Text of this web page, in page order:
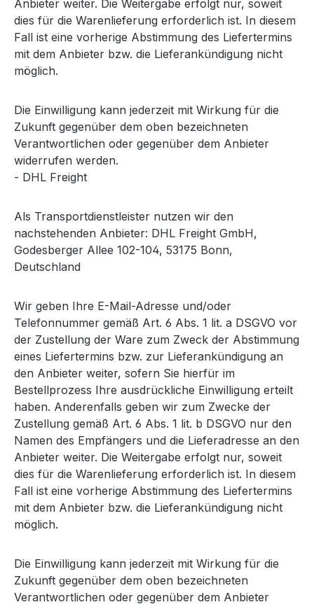
Anbieter weiter. Die Weitergabe erfolgt nur, soweit
dies für die Warenlieferung erforderlich ist. In diesem
Fall ist eine vorherige Abstimmung des Liefertermins
mit dem Anbieter bzw. die Lieferankündigung nicht
möglich.
Die Einwilligung kann jederzeit mit Wirkung für die
Zukunft gegenüber dem oben bezeichneten
Verantwortlichen oder gegenüber dem Anbieter
widerrufen werden.
- DHL Freight
Als Transportdienstleister nutzen wir den
nachstehenden Anbieter: DHL Freight GmbH,
Godesberger Allee 102-104, 53175 Bonn,
Deutschland
Wir geben Ihre E-Mail-Adresse und/oder
Telefonnummer gemäß Art. 6 Abs. 1 lit. a DSGVO vor
der Zustellung der Ware zum Zweck der Abstimmung
eines Liefertermins bzw. zur Lieferankündigung an
den Anbieter weiter, sofern Sie hierfür im
Bestellprozess Ihre ausdrückliche Einwilligung erteilt
haben. Anderenfalls geben wir zum Zwecke der
Zustellung gemäß Art. 6 Abs. 1 lit. b DSGVO nur den
Namen des Empfängers und die Lieferadresse an den
Anbieter weiter. Die Weitergabe erfolgt nur, soweit
dies für die Warenlieferung erforderlich ist. In diesem
Fall ist eine vorherige Abstimmung des Liefertermins
mit dem Anbieter bzw. die Lieferankündigung nicht
möglich.
Die Einwilligung kann jederzeit mit Wirkung für die
Zukunft gegenüber dem oben bezeichneten
Verantwortlichen oder gegenüber dem Anbieter